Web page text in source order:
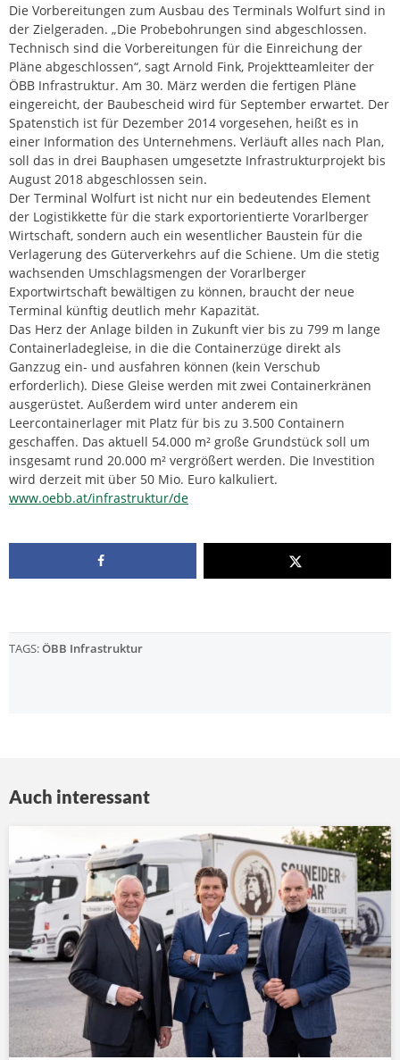
Die Vorbereitungen zum Ausbau des Terminals Wolfurt sind in
der Zielgeraden. „Die Probebohrungen sind abgeschlossen.
Technisch sind die Vorbereitungen für die Einreichung der
Pläne abgeschlossen“, sagt Arnold Fink, Projektteamleiter der
ÖBB Infrastruktur. Am 30. März werden die fertigen Pläne
eingereicht, der Baubescheid wird für September erwartet. Der
Spatenstich ist für Dezember 2014 vorgesehen, heißt es in
einer Information des Unternehmens. Verläuft alles nach Plan,
soll das in drei Bauphasen umgesetzte Infrastrukturprojekt bis
August 2018 abgeschlossen sein.
Der Terminal Wolfurt ist nicht nur ein bedeutendes Element
der Logistikkette für die stark exportorientierte Vorarlberger
Wirtschaft, sondern auch ein wesentlicher Baustein für die
Verlagerung des Güterverkehrs auf die Schiene. Um die stetig
wachsenden Umschlagsmengen der Vorarlberger
Exportwirtschaft bewältigen zu können, braucht der neue
Terminal künftig deutlich mehr Kapazität.
Das Herz der Anlage bilden in Zukunft vier bis zu 799 m lange
Containerladegleise, in die die Containerzüge direkt als
Ganzzug ein- und ausfahren können (kein Verschub
erforderlich). Diese Gleise werden mit zwei Containerkränen
ausgerüstet. Außerdem wird unter anderem ein
Leercontainerlager mit Platz für bis zu 3.500 Containern
geschaffen. Das aktuell 54.000 m² große Grundstück soll um
insgesamt rund 20.000 m² vergrößert werden. Die Investition
wird derzeit mit über 50 Mio. Euro kalkuliert.
www.oebb.at/infrastruktur/de
TAGS:ÖBB Infrastruktur
Auch interessant